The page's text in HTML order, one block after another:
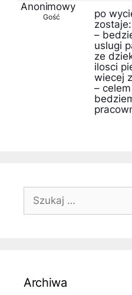
Anonimowy
Gość
po
zostaje:
–
uslugi
ze
ilosci
wiecej
–
Szukaj:
Archiwa